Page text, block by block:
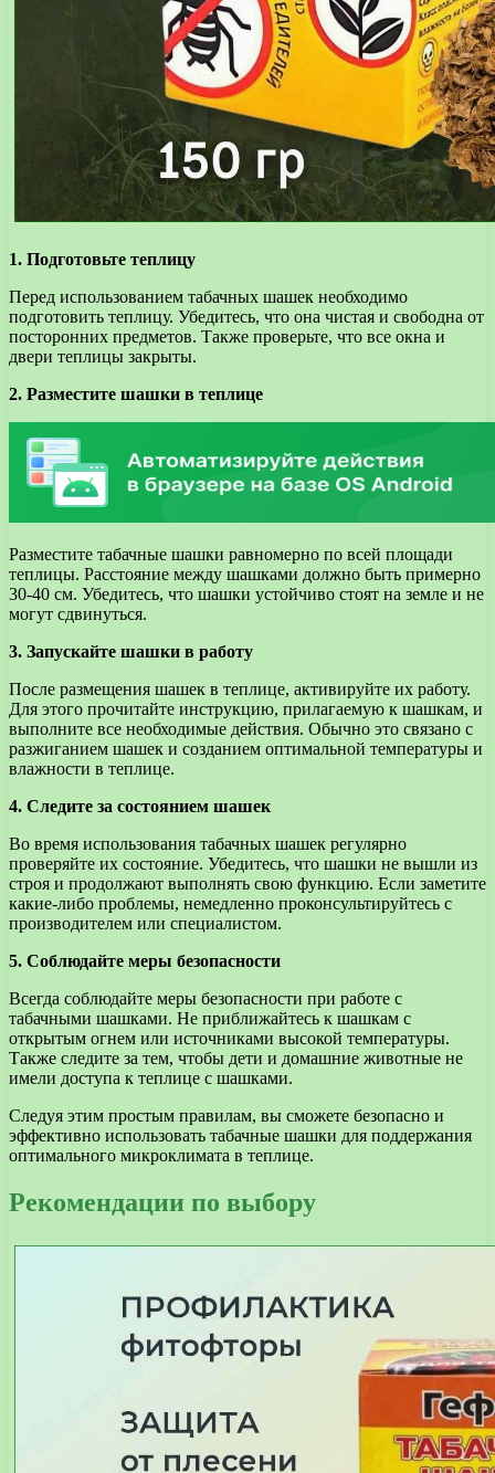
1. Подготовьте теплицу
Перед использованием табачных шашек необходимо
подготовить теплицу. Убедитесь, что она чистая и свободна от
посторонних предметов. Также проверьте, что все окна и
двери теплицы закрыты.
2. Разместите шашки в теплице
Разместите табачные шашки равномерно по всей площади
теплицы. Расстояние между шашками должно быть примерно
30-40 см. Убедитесь, что шашки устойчиво стоят на земле и не
могут сдвинуться.
3. Запускайте шашки в работу
После размещения шашек в теплице, активируйте их работу.
Для этого прочитайте инструкцию, прилагаемую к шашкам, и
выполните все необходимые действия. Обычно это связано с
разжиганием шашек и созданием оптимальной температуры и
влажности в теплице.
4. Следите за состоянием шашек
Во время использования табачных шашек регулярно
проверяйте их состояние. Убедитесь, что шашки не вышли из
строя и продолжают выполнять свою функцию. Если заметите
какие-либо проблемы, немедленно проконсультируйтесь с
производителем или специалистом.
5. Соблюдайте меры безопасности
Всегда соблюдайте меры безопасности при работе с
табачными шашками. Не приближайтесь к шашкам с
открытым огнем или источниками высокой температуры.
Также следите за тем, чтобы дети и домашние животные не
имели доступа к теплице с шашками.
Следуя этим простым правилам, вы сможете безопасно и
эффективно использовать табачные шашки для поддержания
оптимального микроклимата в теплице.
Рекомендации по выбору